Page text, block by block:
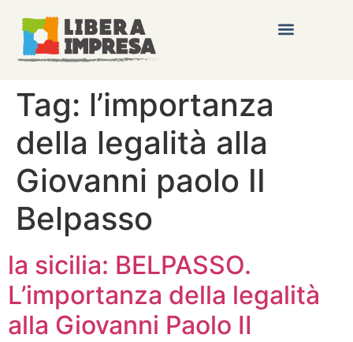
Tag: l’importanza
della legalità alla
Giovanni paolo II
Belpasso
la sicilia: BELPASSO.
L’importanza della legalità
alla Giovanni Paolo II